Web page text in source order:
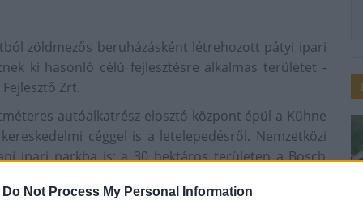
Do Not Process My Personal Information
zöldmezős beruházásként létrehozott pátyi ipari
ki hasonló célú fejlesztésre alkalmas területet -
Zrt.
autóalkatrész-elosztó központ épül a Kühne
céggel is a letelepedésről. Nemzetközi
ipari parkba is: a 30 hektáros területen a Bosch
de más cégekkel is egyeztetnek a komplexum